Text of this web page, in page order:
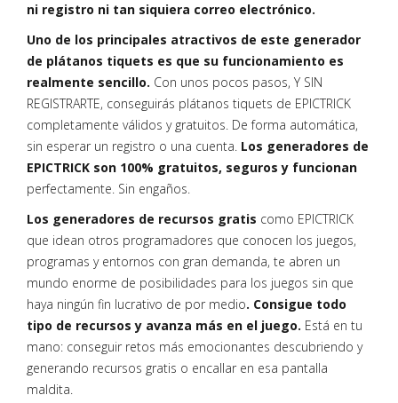
ni registro ni tan siquiera correo electrónico.
Uno de los principales atractivos de este generador
de plátanos tiquets es que su funcionamiento es
realmente sencillo. Con unos pocos pasos, Y SIN
REGISTRARTE, conseguirás plátanos tiquets de EPICTRICK
completamente válidos y gratuitos. De forma automática,
sin esperar un registro o una cuenta. Los generadores de
EPICTRICK son 100% gratuitos, seguros y funcionan
perfectamente. Sin engaños.
Los generadores de recursos gratis como EPICTRICK
que idean otros programadores que conocen los juegos,
programas y entornos con gran demanda, te abren un
mundo enorme de posibilidades para los juegos sin que
haya ningún fin lucrativo de por medio. Consigue todo
tipo de recursos y avanza más en el juego. Está en tu
mano: conseguir retos más emocionantes descubriendo y
generando recursos gratis o encallar en esa pantalla
maldita.